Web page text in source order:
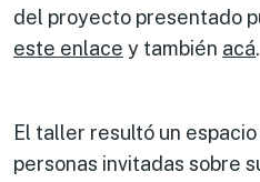
del proyecto presentado
este enlace y también acá.
El taller resultó un
personas invitadas sobre